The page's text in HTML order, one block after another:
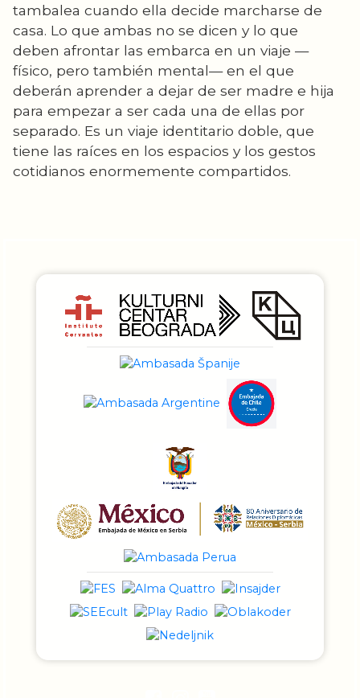
tambalea cuando ella decide marcharse de
casa. Lo que ambas no se dicen y lo que
deben afrontar las embarca en un viaje —
físico, pero también mental— en el que
deberán aprender a dejar de ser madre e hija
para empezar a ser cada una de ellas por
separado. Es un viaje identitario doble, que
tiene las raíces en los espacios y los gestos
cotidianos enormemente compartidos.